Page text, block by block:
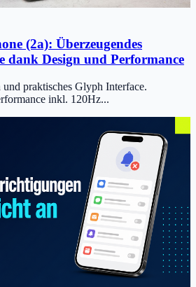
(2a): Überzeugendes
dank Design und Performance
praktisches Glyph Interface.
inkl. 120Hz...